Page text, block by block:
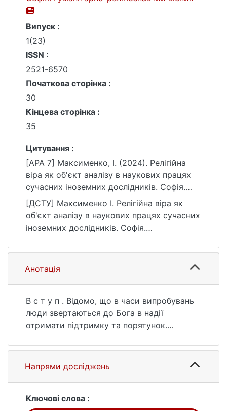
Випуск :
1(23)
ISSN :
2521-6570
Початкова сторінка :
30
Кінцева сторінка :
35
Цитування :
[APA 7] Максименко, І. (2024). Релігійна
віра як об'єкт аналізу в наукових працях
сучасних іноземних дослідників. Софія.
Гуманітарно-релігієзнавчий вісник, (1(23)),
30–35.
https://doi.org/10.17721/sophia.2024.23.6
[ДСТУ] Максименко І. Релігійна віра як
об'єкт аналізу в наукових працях сучасних
іноземних дослідників. Софія.
№ 1(23). С. 30—35. DOI:
10.17721/sophia.2024.23.6 (дата звернення:
25.07.2026).
Анотація
В с т у п . Відомо, що в часи випробувань
люди звертаються до Бога в надії
отримати підтримку та порятунок.
релігійна віра набуває особливого
значення, оскільки вона допомагає долати
труднощі, підтримує мотивацію та подає
звернули увагу на психотерапевтичну
Напрями досліджень
Ключові слова :